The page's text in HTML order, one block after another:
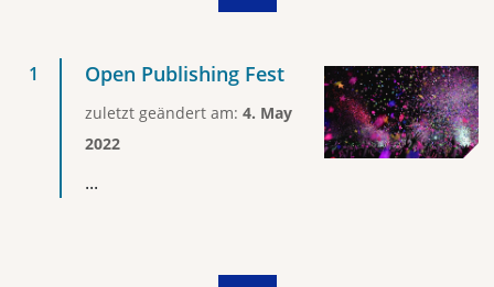
Open Publishing Fest
zuletzt geändert am: 4. May
2022
...